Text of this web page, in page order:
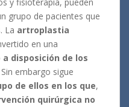
grupo de pacientes que
La artroplastia
en una
disposición de los
Sin embargo sigue
de ellos en los que,
quirúrgica no